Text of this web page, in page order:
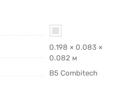
0.198 × 0.083 ×
0.082 м
B5 Combitech